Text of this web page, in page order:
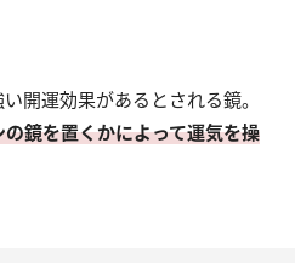
開運効果があるとされる鏡。
鏡を置くかによって運気を操